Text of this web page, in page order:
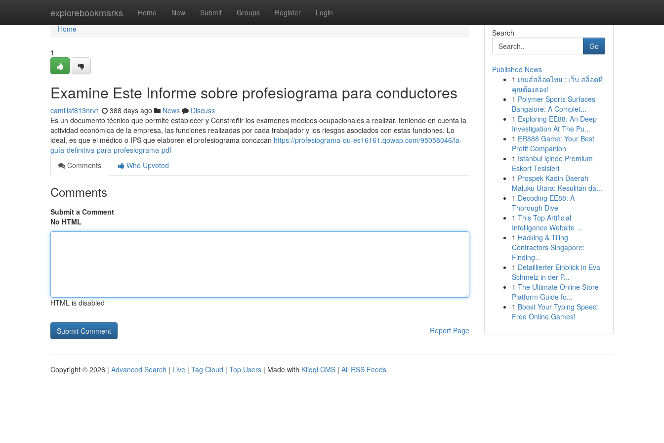
explorebookmarks Home New Submit Groups Register Login
Home
Home
1
Examine Este Informe sobre profesiograma para conductores
camillaf813nrv1 388 days ago News
Discuss
Es un documento técnico que permite establecer y Constreñir los exámenes médicos ocupacionales a realizar, teniendo en cuenta la
actividad económica de la empresa, las funciones realizadas por cada trabajador y los riesgos asociados con estas funciones. Lo
ideal, es que el médico o IPS que elaboren el profesiograma conozcan https://profesiograma-qu-es16161.qowap.com/95058046/la-
guía-definitiva-para-profesiograma-pdf
Comments
Who Upvoted
Comments
Submit a Comment
No HTML
HTML is disabled
Report Page
Search
Go
Published News
1 เกมส์สล็อตไทย : เว็บ สล็อตที่
คุณต้องลอง!
1 Polymer Sports Surfaces
Bangalore: A Complet...
1 Exploring EE88: An Deep
Investigation At The Pu...
1 ER888 Game: Your Best
Profit Companion
1 İstanbul içinde Premium
Eskort Tesisleri
1 Prospek Kadin Daerah
Maluku Utara: Kesulitan da...
1 Decoding EE88: A
Thorough Dive
1 This Top Artificial
Intelligence Website ...
1 Hacking & Tiling
Contractors Singapore:
Finding...
1 Detaillierter Einblick in Eva
Schmelz in der P...
1 The Ultimate Online Store
Platform Guide fo...
1 Boost Your Typing Speed:
Free Online Games!
Copyright © 2026 | Advanced Search | Live | Tag Cloud | Top Users | Made with Kliqqi CMS | All RSS Feeds